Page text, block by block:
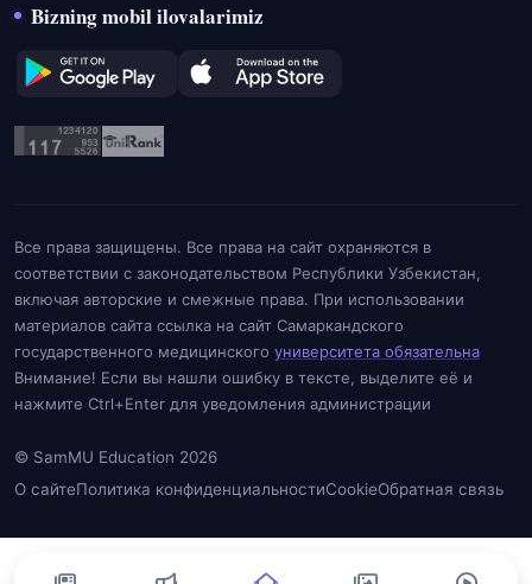
Bizning mobil ilovalarimiz
Все права защищены. Все права на сайт охраняются в
соответствии с законодательством Республики Узбекистан,
включая авторские и смежные права. При использовании
материалов сайта ссылка на сайт Самаркандского
государственного медицинского университета обязательна
Внимание! Если вы нашли ошибку в тексте, выделите её и
нажмите Ctrl+Enter для уведомления администрации
© SamMU Education 2026
О сайтеПолитика конфиденциальностиCookieОбратная связь